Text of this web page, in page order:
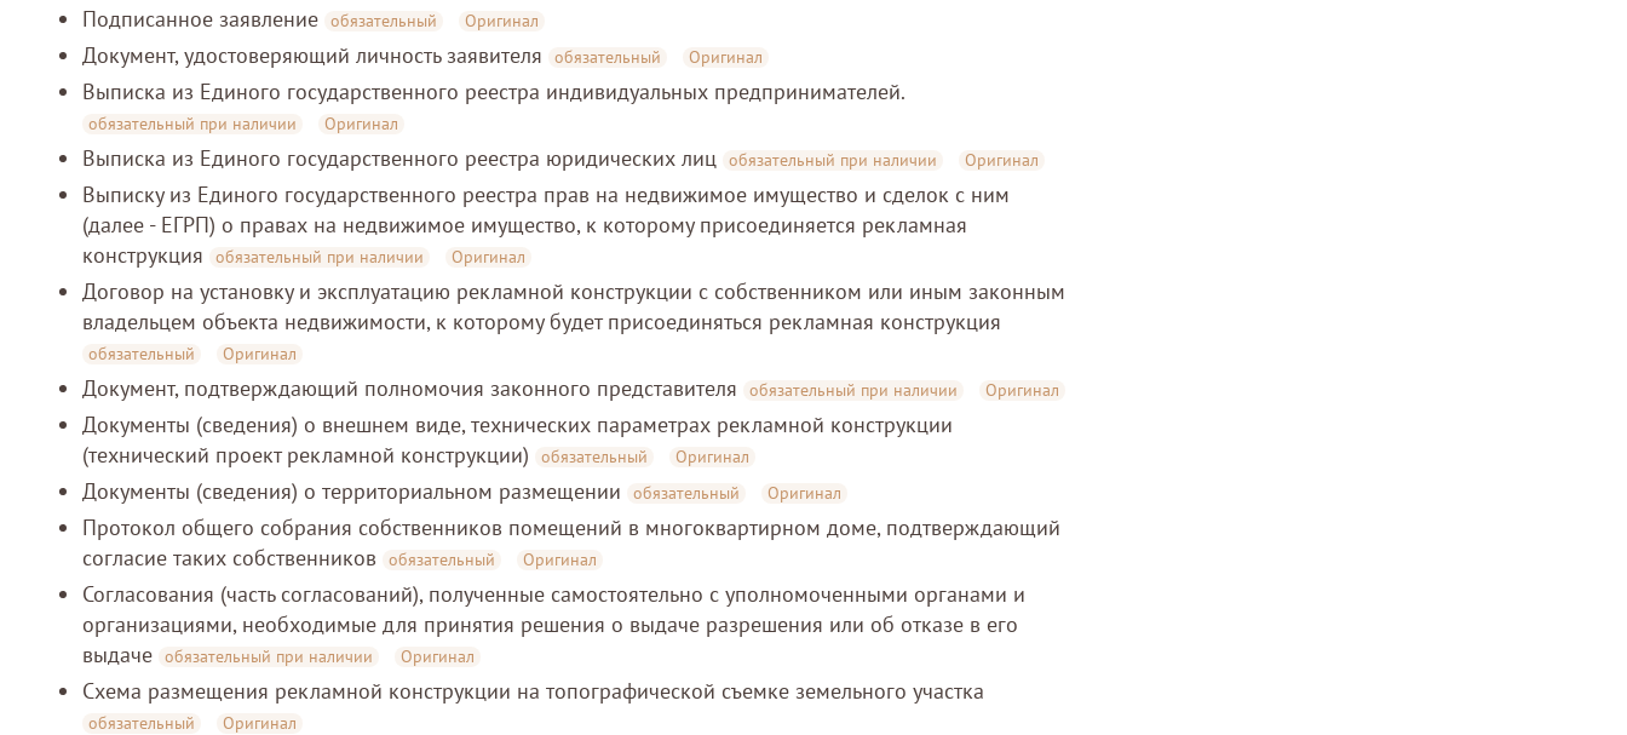
Подписанное заявление обязательный Оригинал
Документ, удостоверяющий личность заявителя обязательный Оригинал
Выписка из Единого государственного реестра индивидуальных предпринимателей.
обязательный при наличии Оригинал
Выписка из Единого государственного реестра юридических лиц обязательный при наличии Оригинал
Выписку из Единого государственного реестра прав на недвижимое имущество и сделок с ним
(далее - ЕГРП) о правах на недвижимое имущество, к которому присоединяется рекламная
конструкция
обязательный при наличии Оригинал
Договор на установку и эксплуатацию рекламной конструкции с собственником или иным законным
владельцем объекта недвижимости, к которому будет присоединяться рекламная конструкция
обязательный Оригинал
Документ, подтверждающий полномочия законного представителя обязательный при наличии Оригинал
Документы (сведения) о внешнем виде, технических параметрах рекламной конструкции
(технический проект рекламной конструкции)
обязательный Оригинал
Документы (сведения) о территориальном размещении обязательный Оригинал
Протокол общего собрания собственников помещений в многоквартирном доме, подтверждающий
согласие таких собственников
обязательный Оригинал
Согласования (часть согласований), полученные самостоятельно с уполномоченными органами и
организациями, необходимые для принятия решения о выдаче разрешения или об отказе в его
выдаче обязательный при наличии Оригинал
Схема размещения рекламной конструкции на топографической съемке земельного участка
обязательный Оригинал